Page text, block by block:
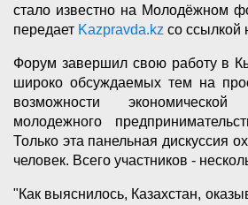
стало известно на Молодёжном
передает Kazpravda.kz со ссылкой
Форум завершил свою работу в
широко обсуждаемых тем на
возможности
молодежного
Только эта панельная дискуссия
человек. Всего участников -
"Как выяснилось, Казахстан,